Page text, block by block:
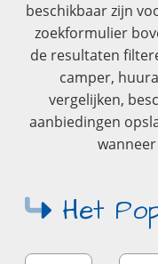
beschikbaar zijn
zoekformulier
de resultaten
camper,
vergelijken,
aanbiedingen
Het